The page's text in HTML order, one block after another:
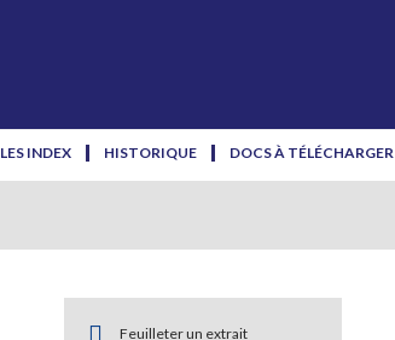
LES INDEX HISTORIQUE DOCS À TÉLÉCHARGER
Feuilleter un extrait